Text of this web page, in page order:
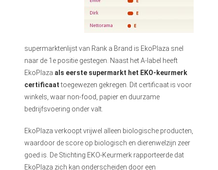
supermarktenlijst van Rank a Brand is EkoPlaza snel
naar de 1e positie gestegen. Naast het A-label heeft
EkoPlaza als eerste supermarkt het EKO-keurmerk
certificaattoegewezen gekregen. Dit certificaat is voor
winkels, waar non-food, papier en duurzame
bedrijfsvoering onder valt.
EkoPlaza verkoopt vrijwel alleen biologische producten,
waardoor de score op biologisch en dierenwelzijn zeer
goed is. De Stichting EKO-Keurmerk rapporteerde dat
EkoPlaza zich kan onderscheiden door een